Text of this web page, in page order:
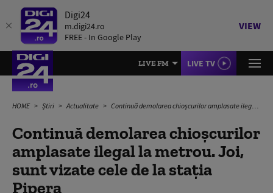
Digi24
m.digi24.ro
FREE - In Google Play
VIEW
LIVE FM LIVE TV
HOME Știri Actualitate Continuă demolarea chioșcurilor amplasate ilegal la metrou. Joi, sunt vizate cele de la stația Pipera
Continuă demolarea chioșcurilor
amplasate ilegal la metrou. Joi,
sunt vizate cele de la stația
Pipera